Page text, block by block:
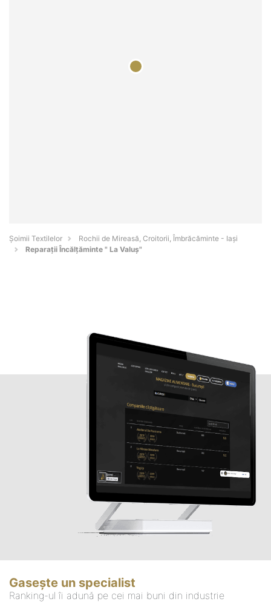
Șoimii Textilelor
Rochii de Mireasă, Croitorii, Îmbrăcăminte - Iaşi
Reparaţii Încălţăminte " La Valuș"
Gasește un specialist
Ranking-ul îi adună pe cei mai buni din industrie